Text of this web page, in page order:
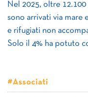
Nel 2025, oltre
sono arrivati via mare
e rifugiati non
Solo il 4% ha potuto
#Associati